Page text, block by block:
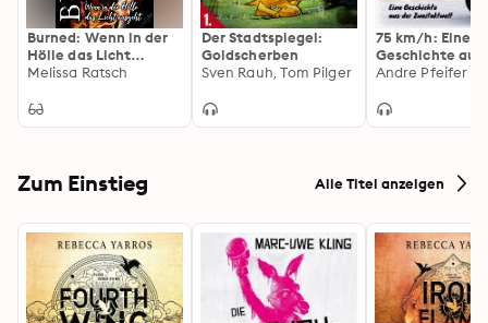
Burned: Wenn in der
Hölle das Licht
ausgeht
Melissa Ratsch
Der Stadtspiegel:
Goldscherben
Sven Rauh, Tom Pilger
75 km/h: Eine
Geschichte aus
Zweitaktwelt
Andre Pfeifer
Zum Einstieg Alle Titel anzeigen